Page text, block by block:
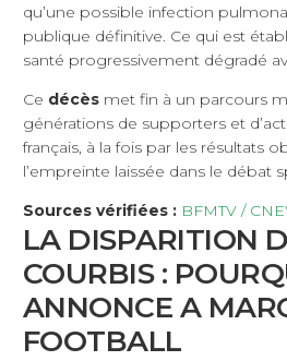
qu’une possible infection
publique définitive. Ce qui est
santé progressivement dégradé
Ce décès met fin à un parcours
générations de supporters et
français, à la fois par les résultats
l’empreinte laissée dans le débat
Sources vérifiées : BFMTV /
LA DISPARITION
COURBIS :
ANNONCE A
FOOTBALL